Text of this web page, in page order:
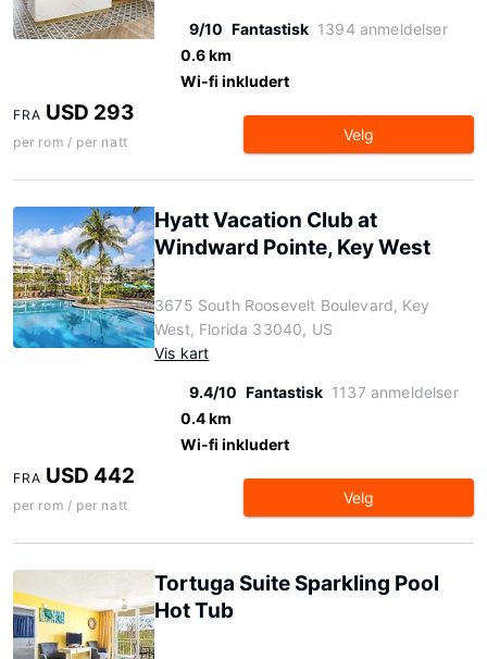
9/10 Fantastisk 1394 anmeldelser
0.6 km
Wi-fi inkludert
FRA USD 293
per rom / per natt Velg
Hyatt Vacation Club at
Windward Pointe, Key West
3675 South Roosevelt Boulevard, Key
West, Florida 33040, US
Vis kart
9.4/10 Fantastisk 1137 anmeldelser
0.4 km
Wi-fi inkludert
FRA USD 442
per rom / per natt Velg
Tortuga Suite Sparkling Pool
Hot Tub